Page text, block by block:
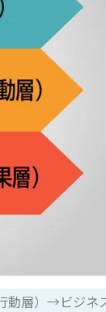
動層）→ビジネ